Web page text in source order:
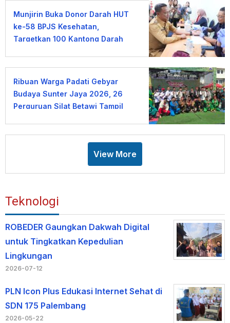
Munjirin Buka Donor Darah HUT
ke-58 BPJS Kesehatan,
Targetkan 100 Kantong Darah
Ribuan Warga Padati Gebyar
Budaya Sunter Jaya 2026, 26
Perguruan Silat Betawi Tampil
View More
Teknologi
ROBEDER Gaungkan Dakwah Digital
untuk Tingkatkan Kepedulian
Lingkungan
2026-07-12
PLN Icon Plus Edukasi Internet Sehat di
SDN 175 Palembang
2026-05-22